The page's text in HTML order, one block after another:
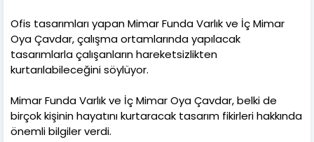
Ofis tasarımları yapan Mimar Funda Varlık ve İç Mimar
Oya Çavdar, çalışma ortamlarında yapılacak
tasarımlarla çalışanların hareketsizlikten
kurtarılabileceğini söylüyor.
Mimar Funda Varlık ve İç Mimar Oya Çavdar, belki de
birçok kişinin hayatını kurtaracak tasarım fikirleri hakkında
önemli bilgiler verdi.